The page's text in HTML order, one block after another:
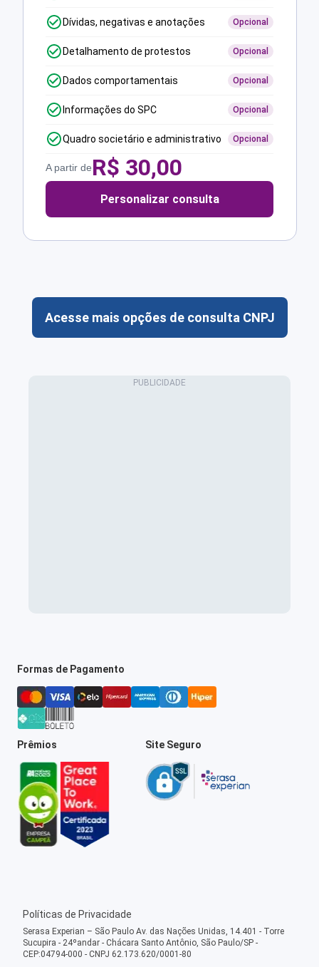
Dívidas, negativas e anotações Opcional
Detalhamento de protestos Opcional
Dados comportamentais Opcional
Informações do SPC Opcional
Quadro societário e administrativo Opcional
A partir deR$ 30,00
Personalizar consulta
Acesse mais opções de consulta CNPJ
Formas de Pagamento
Prêmios Site Seguro
Políticas de Privacidade
Serasa Experian – São Paulo Av. das Nações Unidas, 14.401 - Torre
Sucupira - 24ºandar - Chácara Santo Antônio, São Paulo/SP -
CEP:04794-000 - CNPJ 62.173.620/0001-80